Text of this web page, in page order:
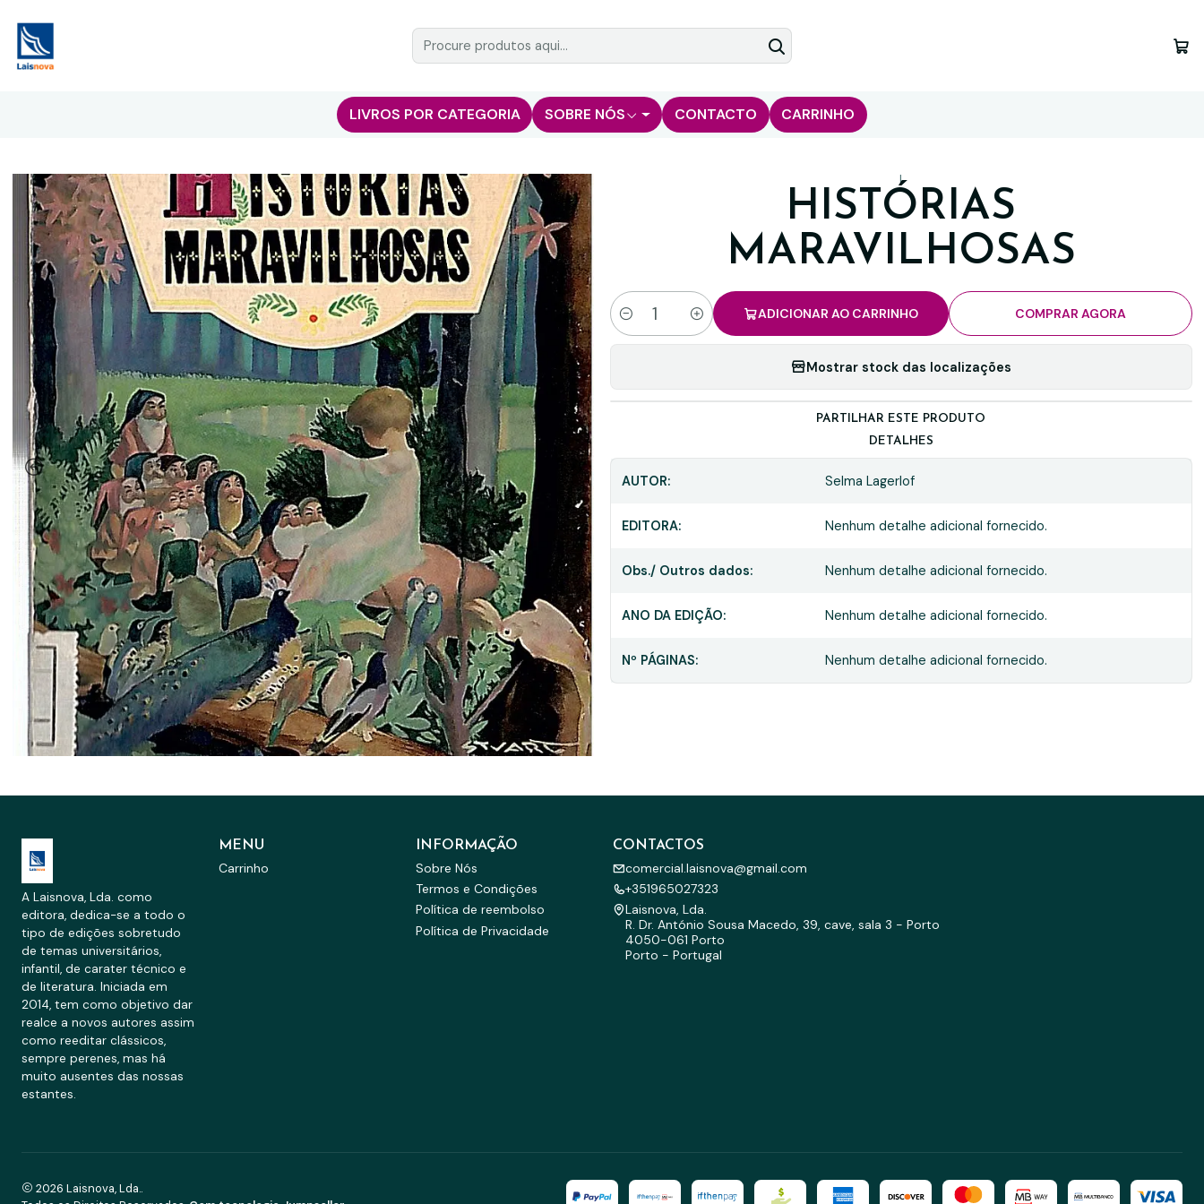
LIVROS POR CATEGORIA SOBRE NÓS CONTACTO CARRINHO
|
HISTÓRIAS
MARAVILHOSAS
Quantidade
ADICIONAR AO CARRINHO COMPRAR AGORA
Mostrar stock das localizações
PARTILHAR ESTE PRODUTO
DETALHES
AUTOR: Selma Lagerlof
EDITORA: Nenhum detalhe adicional fornecido.
Obs./ Outros dados: Nenhum detalhe adicional fornecido.
ANO DA EDIÇÃO: Nenhum detalhe adicional fornecido.
Nº PÁGINAS: Nenhum detalhe adicional fornecido.
A Laisnova, Lda. como
editora, dedica-se a todo o
tipo de edições sobretudo
de temas universitários,
infantil, de carater técnico e
de literatura. Iniciada em
2014, tem como objetivo dar
realce a novos autores assim
como reeditar clássicos,
sempre perenes, mas há
muito ausentes das nossas
estantes.
MENU
Carrinho
INFORMAÇÃO
Sobre Nós
Termos e Condições
Política de reembolso
Política de Privacidade
CONTACTOS
comercial.laisnova@gmail.com
+351965027323
Laisnova, Lda.
R. Dr. António Sousa Macedo, 39, cave, sala 3 - Porto
4050-061 Porto
Porto - Portugal
2026 Laisnova, Lda..